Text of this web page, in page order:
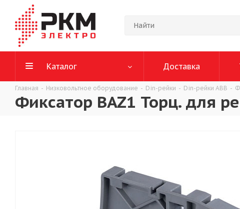
Каталог Доставка
Главная - Низковольтное оборудование - Din-рейки - Din-рейки ABB -
Фиксатор BAZ1 Торц. для